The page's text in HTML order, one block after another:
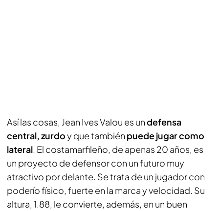
Así las cosas, Jean Ives Valou es undefensa
central, zurdoy que también puede jugar como
lateral. El costamarfileño, de apenas 20 años, es
un proyecto de defensor con un futuro muy
atractivo por delante. Se trata de un jugador con
poderío físico, fuerte en la marca y velocidad. Su
altura, 1.88, le convierte, además, en un buen